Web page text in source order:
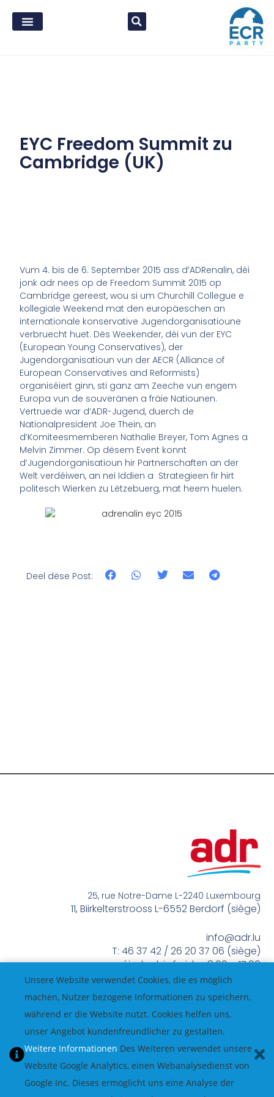
EYC Freedom Summit zu
Cambridge (UK)
Vum 4. bis de 6. September 2015 ass d’ADRenalin, déi
jonk adr nees op de Freedom Summit 2015 op
Cambridge gereest, wou si um Churchill Collegue e
kollegiale Weekend mat den europäeschen an
internationale konservative Jugendorganisatioune
verbruecht huet. Dës Weekender, déi vun der EYC
(European Young Conservatives), der
Jugendorganisatioun vun der AECR (Alliance of
European Conservatives and Reformists)
organiséiert ginn, sti ganz am Zeeche vun engem
Europa vun de souveränen a fräie Natiounen.
Vertruede war d’ADR-Jugend, duerch de
Nationalpresident Joe Thein, an
d’Komiteesmemberen Nathalie Breyer, Tom Agnes a
Melvin Zimmer. Op dësem Event konnt
d’Jugendorganisatioun hir Partnerschaften an der
Welt verdéiwen, an nei Iddien a Strategieen fir hirt
politesch Wierken zu Lëtzebuerg, mat heem huelen.
Deel dëse Post:
25, rue Notre-Dame L-2240 Luxembourg
11, Biirkelterstrooss L-6552 Berdorf (siège)
info@adr.lu
T: 46 37 42 / 26 20 37 06 (siège)
méindes bis freides 8:00 – 17:00
Unsere Website verwendet Cookies, die es möglich
machen, Nutzer bezogene Informationen zu speichern,
während er die Website nutzt. Cookies helfen uns,
unser Angebot kundenfreundlicher zu gestalten.
Weitere Informationen Des Weiteren verwendet unsere
Website Google Analytics, einen Webanalysedienst von
Google Inc. Dieses ermöglicht uns eine Analyse der